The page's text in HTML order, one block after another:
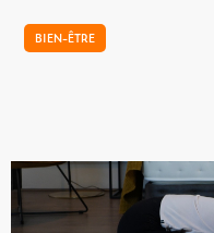
BIEN-ÊTRE
Notre tutoriel
Nikol, coach sportive,